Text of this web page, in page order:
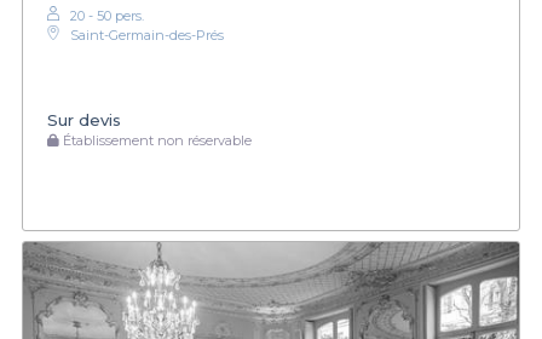
20 - 50 pers.
Saint-Germain-des-Prés
Sur devis
Établissement non réservable